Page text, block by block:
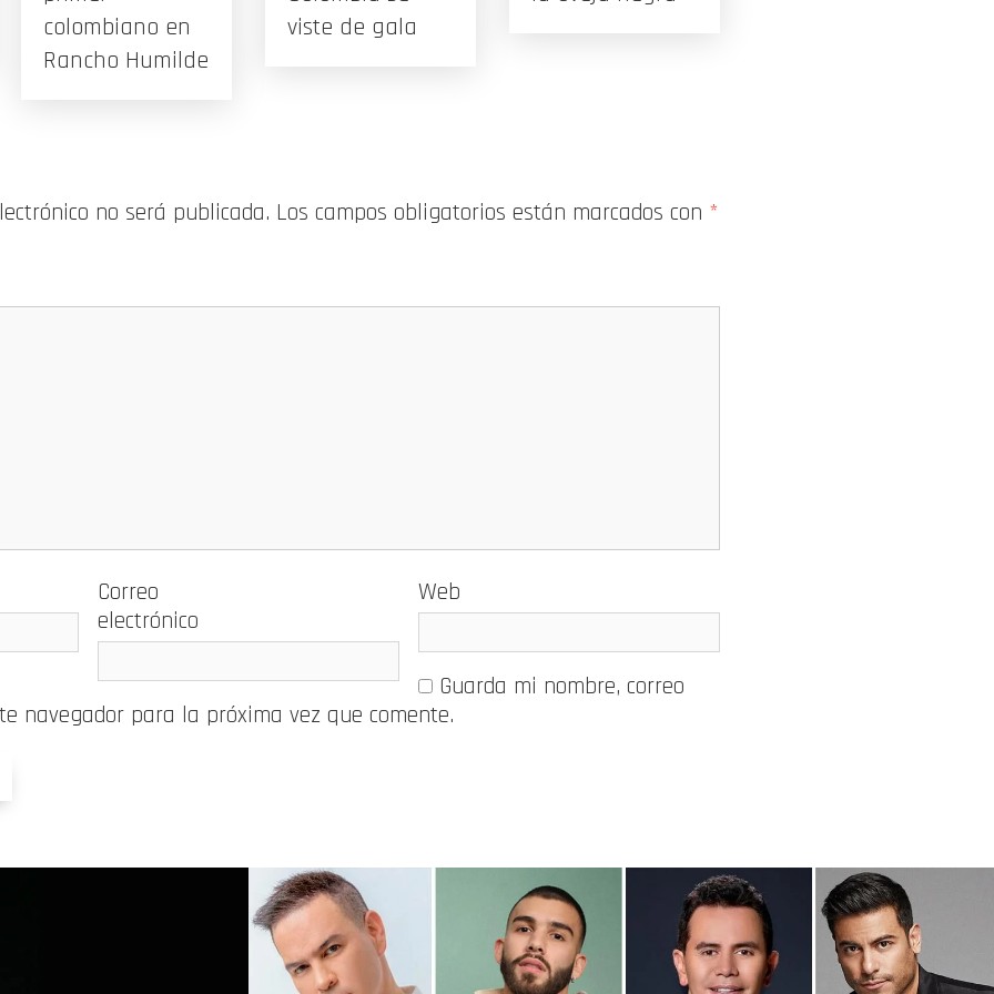
colombiano en
Rancho Humilde
viste de gala
no será publicada. Los campos obligatorios están marcados con *
Correo
electrónico
Web
Guarda mi nombre, correo
navegador para la próxima vez que comente.